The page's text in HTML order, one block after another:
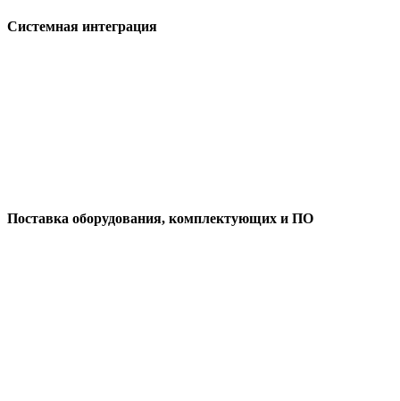
Системная интеграция
Поставка оборудования, комплектующих и ПО